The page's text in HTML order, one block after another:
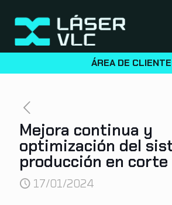
ÁREA DE CLIENTE
Mejora continua y
optimización del
producción en corte
17/01/2024